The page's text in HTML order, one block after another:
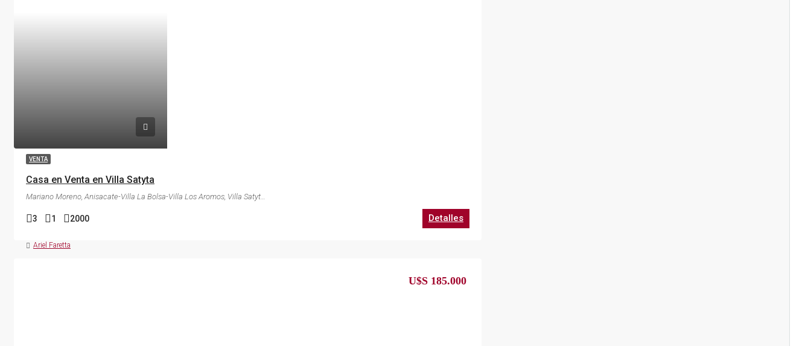
VENTA
Casa en Venta en Villa Satyta
Mariano Moreno, Anisacate-Villa La Bolsa-Villa Los Aromos, Villa Satyta, Anisacate, Pedanía Alta Gracia, Departamento Santa María, Córdoba, X5186, Argentina
3 1 2000 Detalles
Ariel Faretta
U$S 185.000